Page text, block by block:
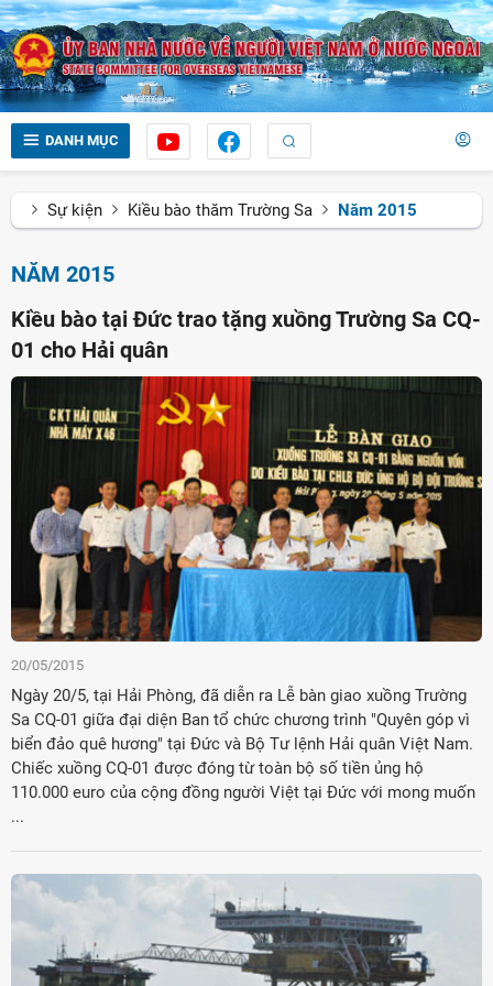
DANH MỤC
Sự kiện Kiều bào thăm Trường Sa Năm 2015
NĂM 2015
Kiều bào tại Đức trao tặng xuồng Trường Sa CQ-
01 cho Hải quân
20/05/2015
Ngày 20/5, tại Hải Phòng, đã diễn ra Lễ bàn giao xuồng Trường
Sa CQ-01 giữa đại diện Ban tổ chức chương trình "Quyên góp vì
biển đảo quê hương" tại Đức và Bộ Tư lệnh Hải quân Việt Nam.
Chiếc xuồng CQ-01 được đóng từ toàn bộ số tiền ủng hộ
110.000 euro của cộng đồng người Việt tại Đức với mong muốn
...